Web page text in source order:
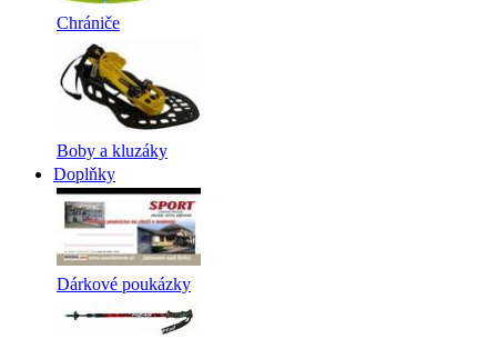
Chrániče
Boby a kluzáky
Doplňky
Dárkové poukázky